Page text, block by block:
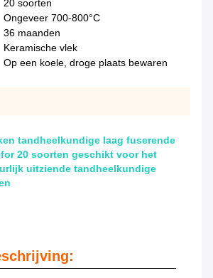
20 soorten
Ongeveer 700-800°C
36 maanden
Keramische vlek
Op een koele, droge plaats bewaren
tandheelkundige laag fuserende
20 soorten geschikt voor het
uitziende tandheelkundige